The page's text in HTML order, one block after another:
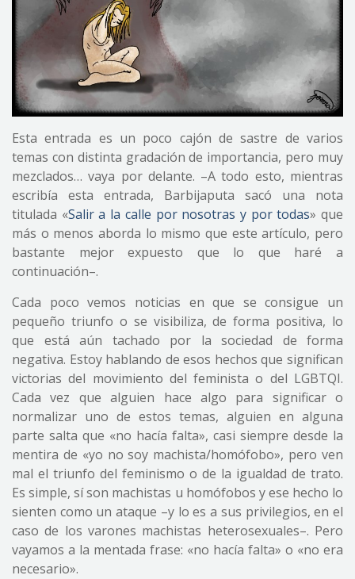
Esta entrada es un poco cajón de sastre de varios
temas con distinta gradación de importancia, pero muy
mezclados… vaya por delante. –A todo esto, mientras
escribía esta entrada, Barbijaputa sacó una nota
titulada «Salir a la calle por nosotras y por todas» que
más o menos aborda lo mismo que este artículo, pero
bastante mejor expuesto que lo que haré a
continuación–.
Cada poco vemos noticias en que se consigue un
pequeño triunfo o se visibiliza, de forma positiva, lo
que está aún tachado por la sociedad de forma
negativa. Estoy hablando de esos hechos que significan
victorias del movimiento del feminista o del LGBTQI.
Cada vez que alguien hace algo para significar o
normalizar uno de estos temas, alguien en alguna
parte salta que «no hacía falta», casi siempre desde la
mentira de «yo no soy machista/homófobo», pero ven
mal el triunfo del feminismo o de la igualdad de trato.
Es simple, sí son machistas u homófobos y ese hecho lo
sienten como un ataque –y lo es a sus privilegios, en el
caso de los varones machistas heterosexuales–. Pero
vayamos a la mentada frase: «no hacía falta» o «no era
necesario».